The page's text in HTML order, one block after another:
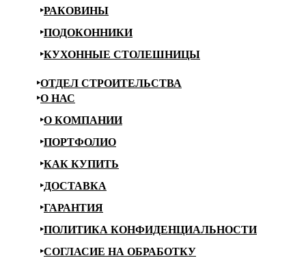
РАКОВИНЫ
ПОДОКОННИКИ
КУХОННЫЕ СТОЛЕШНИЦЫ
ОТДЕЛ СТРОИТЕЛЬСТВА
О НАС
О КОМПАНИИ
ПОРТФОЛИО
КАК КУПИТЬ
ДОСТАВКА
ГАРАНТИЯ
ПОЛИТИКА КОНФИДЕНЦИАЛЬНОСТИ
СОГЛАСИЕ НА ОБРАБОТКУ